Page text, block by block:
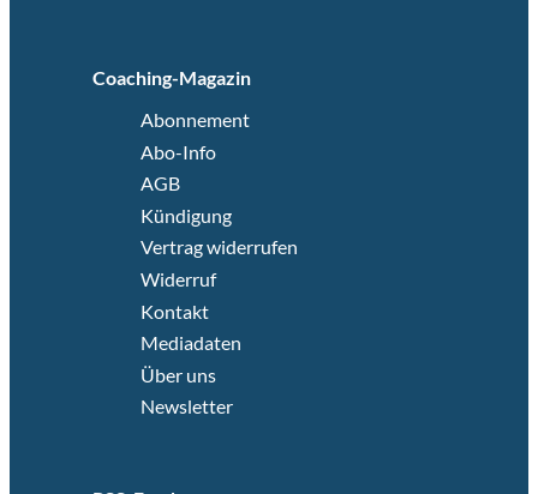
Coaching-Magazin
Abonnement
Abo-Info
AGB
Kündigung
Vertrag widerrufen
Widerruf
Kontakt
Mediadaten
Über uns
Newsletter